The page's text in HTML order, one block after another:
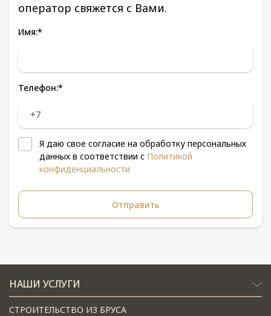
оператор свяжется с Вами.
Имя:*
Телефон:*
Я даю свое согласие на обработку персональных
данных в соответствии с Политикой
конфиденциальности
НАШИ УСЛУГИ
СТРОИТЕЛЬСТВО ИЗ БРУСА